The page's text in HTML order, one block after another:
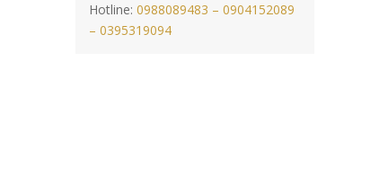
Hotline: 0988089483 – 0904152089
– 0395319094